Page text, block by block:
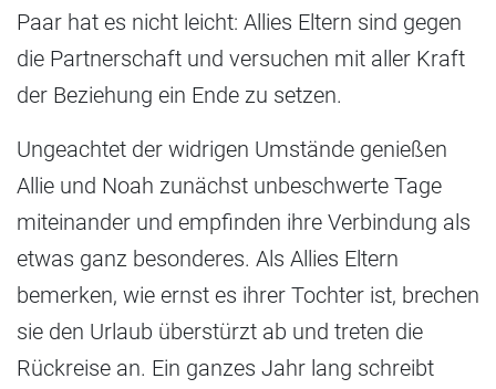
Paar hat es nicht leicht: Allies Eltern sind gegen
die Partnerschaft und versuchen mit aller Kraft
der Beziehung ein Ende zu setzen.
Ungeachtet der widrigen Umstände genießen
Allie und Noah zunächst unbeschwerte Tage
miteinander und empfinden ihre Verbindung als
etwas ganz besonderes. Als Allies Eltern
bemerken, wie ernst es ihrer Tochter ist, brechen
sie den Urlaub überstürzt ab und treten die
Rückreise an. Ein ganzes Jahr lang schreibt